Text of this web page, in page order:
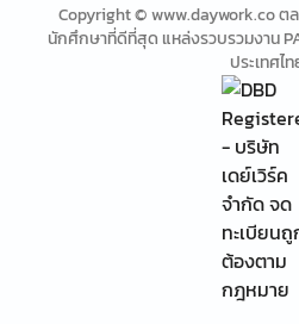
Copyright © www.daywork.co ตล
นักศึกษาที่ดีที่สุด แหล่งรวบรวมงาน
ประเทศไ